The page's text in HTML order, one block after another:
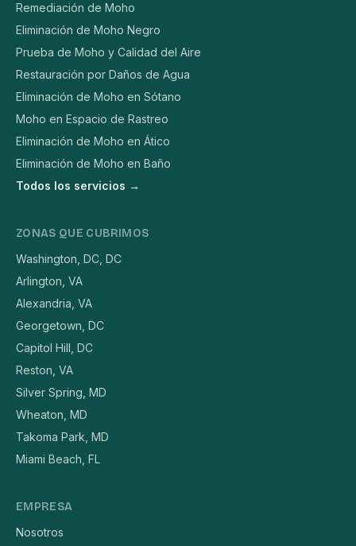
Remediación de Moho
Eliminación de Moho Negro
Prueba de Moho y Calidad del Aire
Restauración por Daños de Agua
Eliminación de Moho en Sótano
Moho en Espacio de Rastreo
Eliminación de Moho en Ático
Eliminación de Moho en Baño
Todos los servicios →
ZONAS QUE CUBRIMOS
Washington, DC, DC
Arlington, VA
Alexandria, VA
Georgetown, DC
Capitol Hill, DC
Reston, VA
Silver Spring, MD
Wheaton, MD
Takoma Park, MD
Miami Beach, FL
EMPRESA
Nosotros